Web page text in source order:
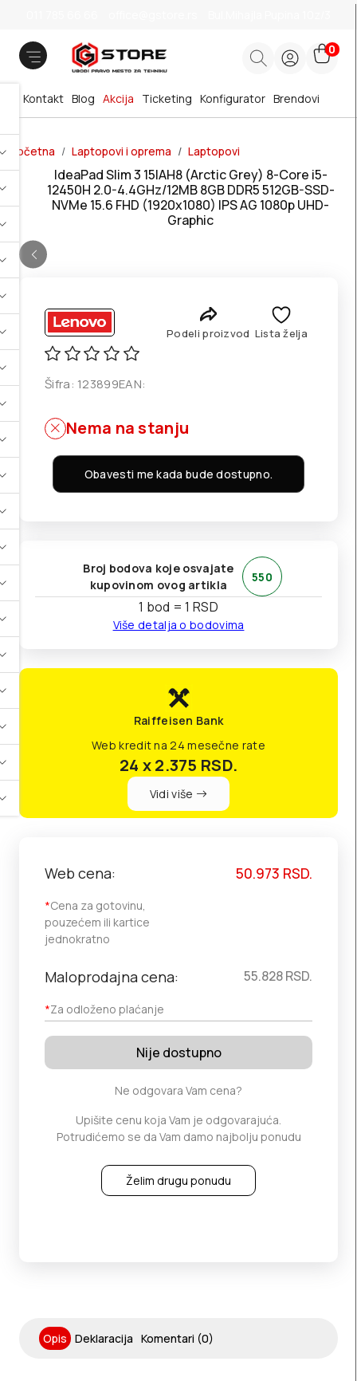
0
Brendovi
Blog Akcija
Kontakt Ticketing Konfigurator
Početna Laptopovi i oprema Laptopovi
IdeaPad Slim 3 15IAH8 (Arctic Grey) 8-Core i5-
12450H 2.0-4.4GHz/12MB 8GB DDR5 512GB-SSD-
NVMe 15.6 FHD (1920x1080) IPS AG 1080p UHD-
Graphic
Podeli proizvod Lista želja
Šifra: 123899EAN:
Nema na stanju
Obavesti me kada bude dostupno.
Broj bodova koje osvajate
kupovinom ovog artikla
550
1 bod = 1 RSD
Više detalja o bodovima
Raiffeisen Bank
Web kredit na 24 mesečne rate
24 x 2.375 RSD.
Vidi više
Web cena:
*Cena za gotovinu,
pouzećem ili kartice
jednokratno
50.973 RSD.
Maloprodajna cena:
*Za odloženo plaćanje
55.828RSD.
Nije dostupno
Ne odgovara Vam cena?
Upišite cenu koja Vam je odgovarajuća.
Potrudićemo se da Vam damo najbolju ponudu
Želim drugu ponudu
Opis Deklaracija Komentari (0)